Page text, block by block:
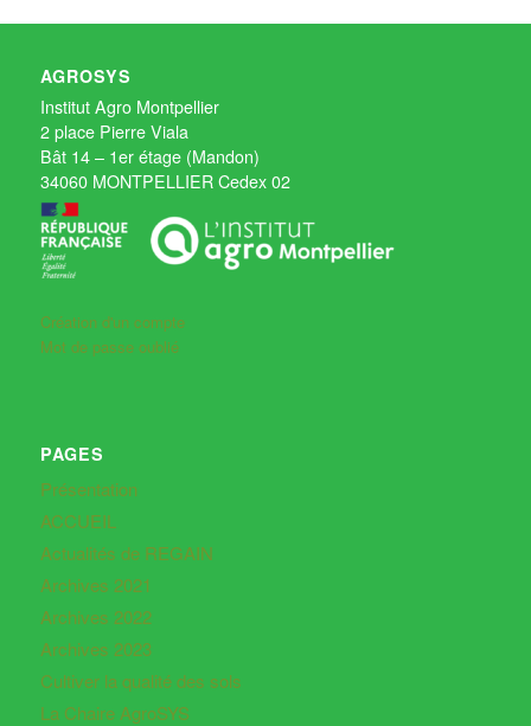
AGROSYS
Institut Agro Montpellier
2 place Pierre Viala
Bât 14 – 1er étage (Mandon)
34060 MONTPELLIER Cedex 02
Création d'un compte
Mot de passe oublié
PAGES
Présentation
ACCUEIL
Actualités de REGAIN
Archives 2021
Archives 2022
Archives 2023
Cultiver la qualité des sols
La Chaire AgroSYS